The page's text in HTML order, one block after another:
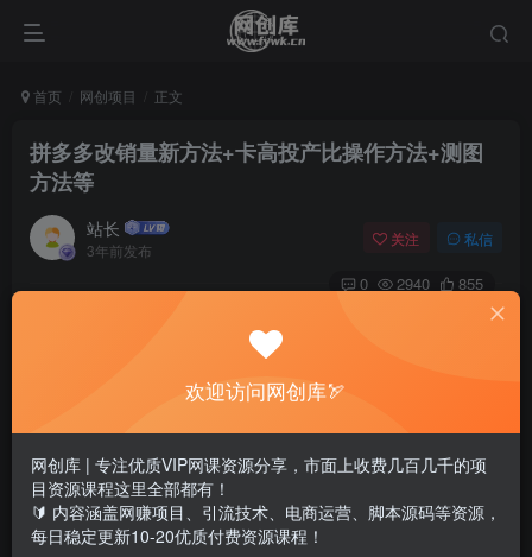
首页 网创项目 正文
拼多多改销量新方法+卡高投产比操作方法+测图
方法等
站长
3年前发布
关注 私信
0 2940 855
欢迎访问网创库🏹
网创库 | 专注优质VIP网课资源分享，市面上收费几百几千的项
目资源课程这里全部都有！
🔰 内容涵盖网赚项目、引流技术、电商运营、脚本源码等资源，
每日稳定更新10-20优质付费资源课程！